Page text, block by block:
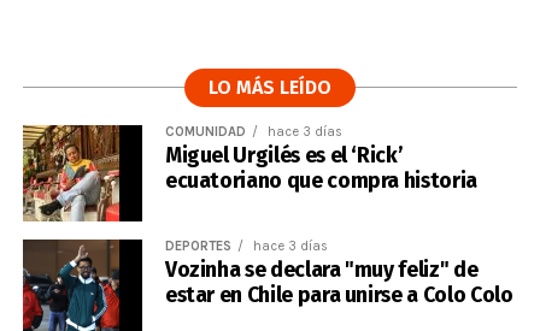
LO MÁS LEÍDO
COMUNIDAD hace 3 días
Miguel Urgilés es el ‘Rick’
ecuatoriano que compra historia
DEPORTES hace 3 días
Vozinha se declara "muy feliz" de
estar en Chile para unirse a Colo Colo